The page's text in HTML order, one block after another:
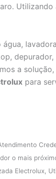
Utilizando
a solução,
para
o mais
Electrolux,